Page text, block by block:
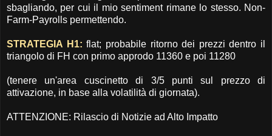
sbagliando, per cui il mio sentiment rimane lo stesso. Non-
Farm-Payrolls permettendo.
STRATEGIA H1: flat; probabile ritorno dei prezzi dentro il
triangolo di FH con primo approdo 11360 e poi 11280
(tenere un'area cuscinetto di 3/5 punti sul prezzo di
attivazione, in base alla volatilità di giornata).
ATTENZIONE: Rilascio di Notizie ad Alto Impatto